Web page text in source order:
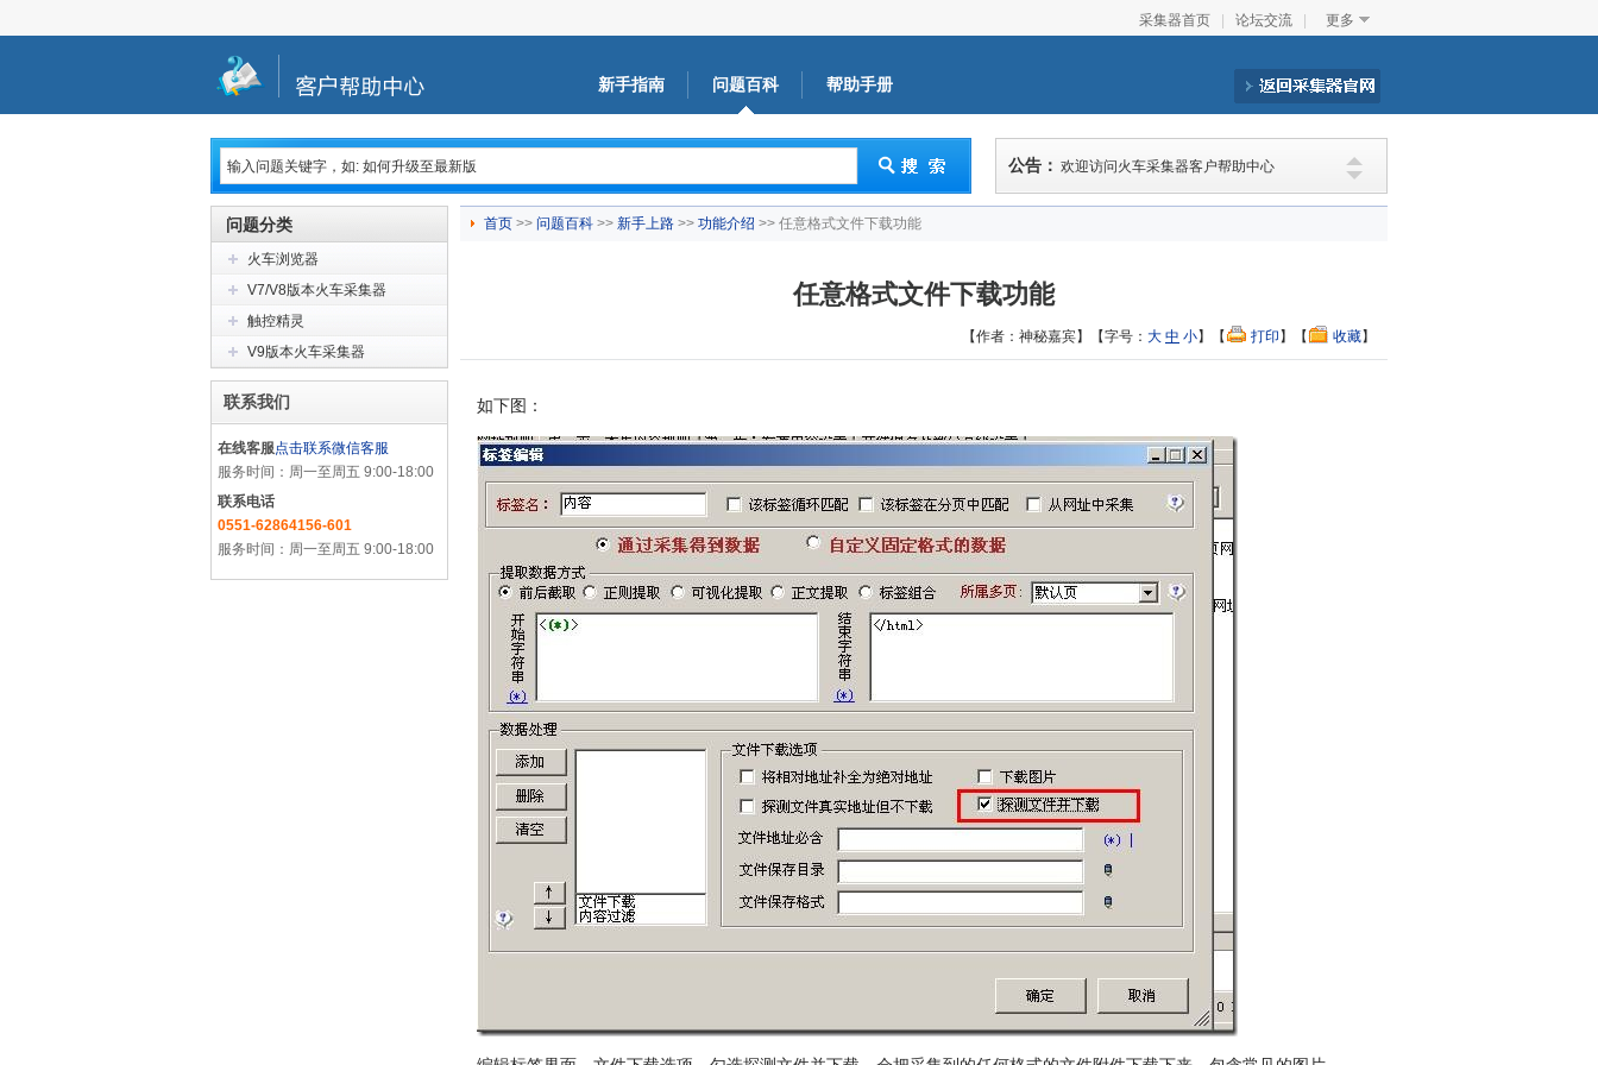
采集器首页 论坛交流 更多
新手指南 问题百科 帮助手册
公告： 欢迎访问火车采集器客户帮助中心
问题分类
火车浏览器
V7/V8版本火车采集器
触控精灵
V9版本火车采集器
联系我们
在线客服点击联系微信客服
服务时间：周一至周五 9:00-18:00
联系电话
0551-62864156-601
服务时间：周一至周五 9:00-18:00
首页 >> 问题百科 >> 新手上路 >> 功能介绍 >> 任意格式文件下载功能
任意格式文件下载功能
【作者：神秘嘉宾】【字号： 大 中 小】【 打印 】【 收藏】
如下图：